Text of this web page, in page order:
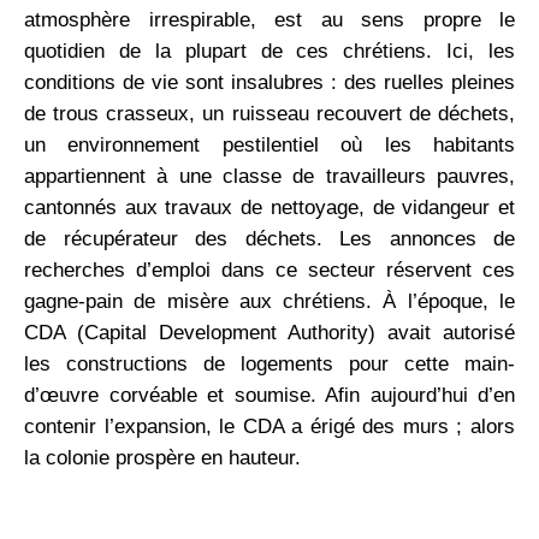
atmosphère irrespirable, est au sens propre le
quotidien de la plupart de ces chrétiens. Ici, les
conditions de vie sont ­insalubres : des ruelles pleines
de trous crasseux, un ruisseau recouvert de ­déchets,
un environnement pestilentiel où les habitants
appartiennent à une classe de travailleurs pauvres,
cantonnés aux travaux de nettoyage, de vidangeur et
de récupérateur des déchets. Les annonces de
recherches d’emploi dans ce secteur réservent ces
gagne-pain de misère aux chrétiens. À l’époque, le
CDA (Capital Development Authority) avait autorisé
les constructions de logements pour cette main-
d’œuvre corvéable et soumise. Afin aujourd’hui d’en
contenir l’expansion, le CDA a érigé des murs ; alors
la colonie prospère en hauteur.